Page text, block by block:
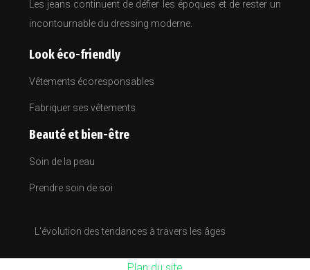
Les jeans continuent de défier les époques et de rester un
incontournable du dressing moderne.
Look éco-friendly
Vêtements écoresponsables
Fabriquer ses vêtements
Beauté et bien-être
Soin de la peau
Prendre soin de soi
L'évolution des tendances à travers les âges